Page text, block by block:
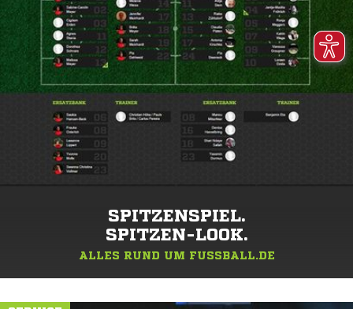
SPITZENSPIEL.
SPITZEN-LOOK.
ALLES RUND UM FUSSBALL.DE